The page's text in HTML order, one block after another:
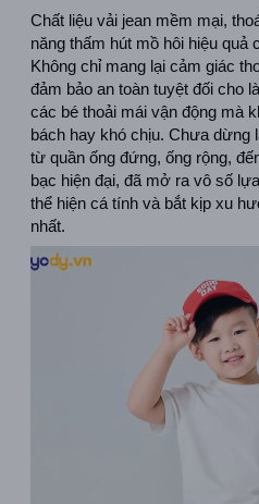
Chất liệu vải jean mềm mại,
năng thấm hút mồ hôi hiệu quả
Không chỉ mang lại cảm giác
đảm bảo an toàn tuyệt đối cho
các bé thoải mái vận động mà
bách hay khó chịu. Chưa dừng
từ quần ống đứng, ống rộng,
bạc hiện đại, đã mở ra vô số
thể hiện cá tính và bắt kịp xu
nhất.